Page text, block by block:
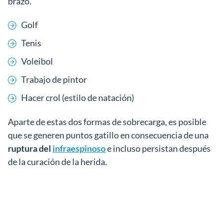
Golf
Tenis
Voleibol
Trabajo de pintor
Hacer crol (estilo de natación)
Aparte de estas dos formas de sobrecarga, es posible
que se generen puntos gatillo en consecuencia de una
ruptura del infraespinosoe incluso persistan después
de la curación de la herida.